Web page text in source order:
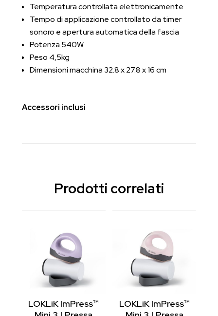
Temperatura controllata elettronicamente
Tempo di applicazione controllato da timer
sonoro e apertura automatica della fascia
Potenza 540W
Peso 4,5kg
Dimensioni macchina 32.8 x 27.8 x 16 cm
Accessori inclusi
Prodotti correlati
LOKLiK ImPress™
LOKLiK ImPress™